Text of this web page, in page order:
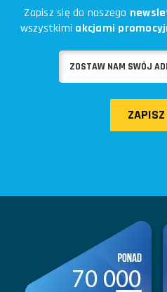
Zapisz się do naszego
wszystkimi akcjami